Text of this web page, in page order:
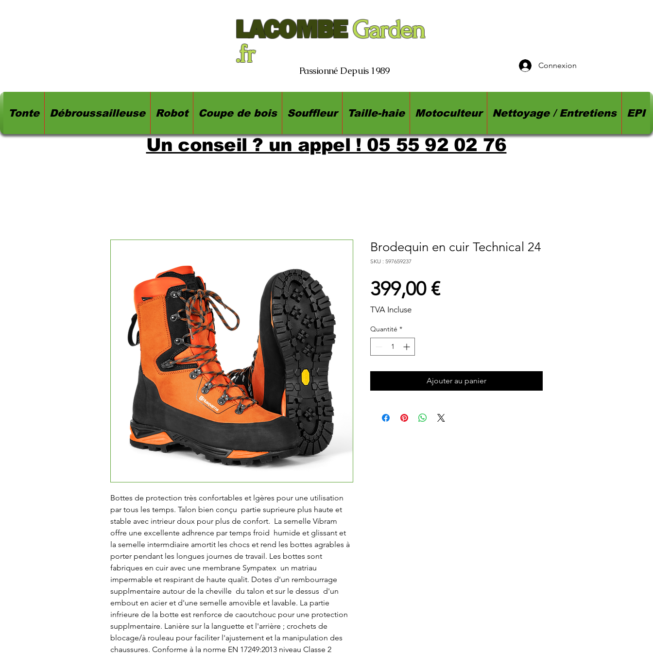
LACOMBE Garden
.fr
Passionné Depuis 1989 Connexion
Tonte Débroussailleuse Robot Coupe de bois Souffleur Taille-haie Motoculteur Nettoyage / Entretiens EPI
Un conseil ? un appel ! 05 55 92 02 76
Bottes de protection très confortables et lgères pour une utilisation
par tous les temps. Talon bien conçu  partie suprieure plus haute et
stable avec intrieur doux pour plus de confort.  La semelle Vibram
offre une excellente adhrence par temps froid  humide et glissant et
la semelle intermdiaire amortit les chocs et rend les bottes agrables à
porter pendant les longues journes de travail. Les bottes sont
fabriques en cuir avec une membrane Sympatex  un matriau
impermable et respirant de haute qualit. Dotes d'un rembourrage
supplmentaire autour de la cheville  du talon et sur le dessus  d'un
embout en acier et d'une semelle amovible et lavable. La partie
infrieure de la botte est renforce de caoutchouc pour une protection
supplmentaire. Lanière sur la languette et l'arrière ; crochets de
blocage/à rouleau pour faciliter l'ajustement et la manipulation des
chaussures. Conforme à la norme EN 17249:2013 niveau Classe 2
Brodequin en cuir Technical 24
SKU : 597659237
399,00 €Prix
TVA Incluse
Quantité *
Ajouter au panier